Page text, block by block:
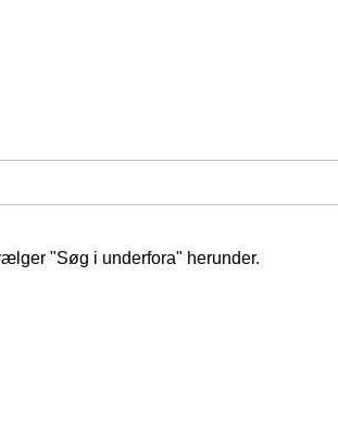
"Søg i underfora" herunder.